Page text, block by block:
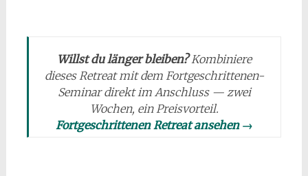
Willst du länger bleiben?Kombiniere
dieses Retreat mit dem Fortgeschrittenen-
Seminar direkt im Anschluss — zwei
Wochen, ein Preisvorteil.
Fortgeschrittenen Retreat ansehen →